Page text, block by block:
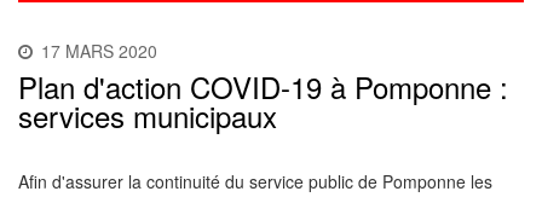
17 MARS 2020
Plan d'action COVID-19 à Pomponne :
services municipaux
Afin d'assurer la continuité du service public de Pomponne les